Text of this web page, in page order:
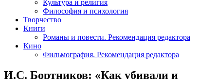
Культура и религия
Философия и психология
Творчество
Книги
Романы и повести. Рекомендация редактора
Кино
Фильмография. Рекомендация редактора
И.С. Бортников: «Как убивали и